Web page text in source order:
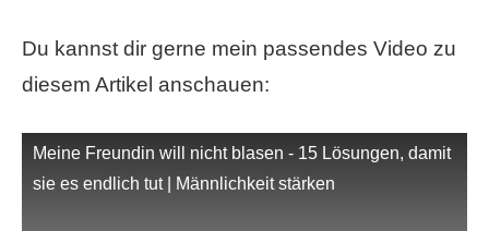
Du kannst dir gerne mein passendes Video zu
diesem Artikel anschauen:
Meine Freundin will nicht blasen - 15 Lösungen, damit
sie es endlich tut | Männlichkeit stärken